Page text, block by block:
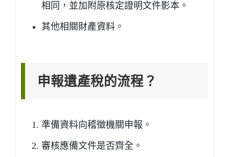
相同，並加附原核定證明文件影本。
其他相關財產資料。
申報遺產稅的流程？
準備資料向稽徵機關申報。
審核應備文件是否齊全。